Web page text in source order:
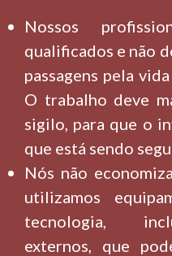
Nossos
qualificados e não
passagens pela
O trabalho deve
sigilo, para que o
que está sendo
Nós não
utilizamos
tecnologia,
externos, que